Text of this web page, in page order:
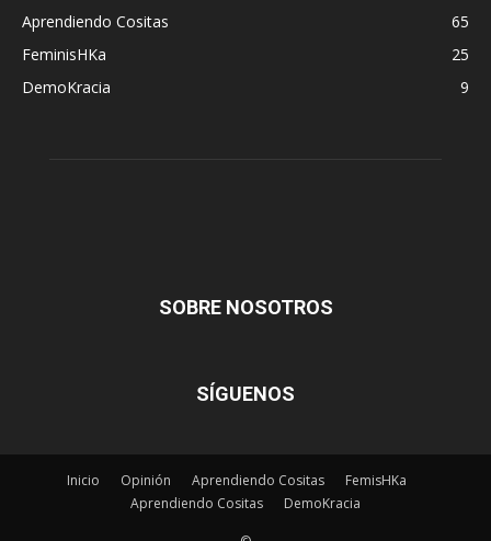
Aprendiendo Cositas
65
FeminisHKa
25
DemoKracia
9
SOBRE NOSOTROS
SÍGUENOS
Inicio Opinión Aprendiendo Cositas
FemisHKa
Aprendiendo Cositas
DemoKracia